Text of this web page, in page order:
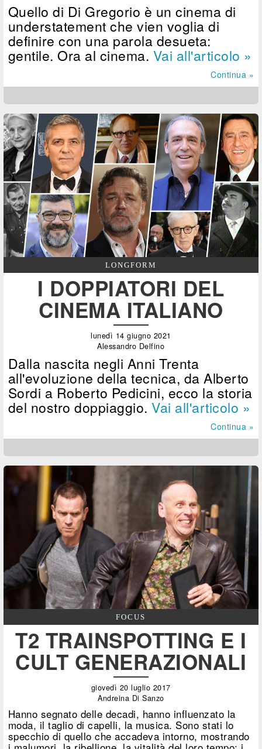
Quello di Di Gregorio è un cinema di
understatement che vien voglia di
definire con una parola desueta:
gentile. Ora al cinema. Vai all'articolo »
Continua »
LONGFORM
I DOPPIATORI DEL
CINEMA ITALIANO
lunedì 14 giugno 2021
Alessandro Delfino
Dalla nascita negli Anni Trenta
all'evoluzione della tecnica, da Alberto
Sordi a Roberto Pedicini, ecco la storia
del nostro doppiaggio.Vai all'articolo »
Continua »
FOCUS
T2 TRAINSPOTTING E I
CULT GENERAZIONALI
giovedì 20 luglio 2017
Andreina Di Sanzo
Hanno segnato delle decadi, hanno influenzato la
moda, il taglio di capelli, la musica. Sono stati lo
specchio di quello che accadeva intorno, mostrando